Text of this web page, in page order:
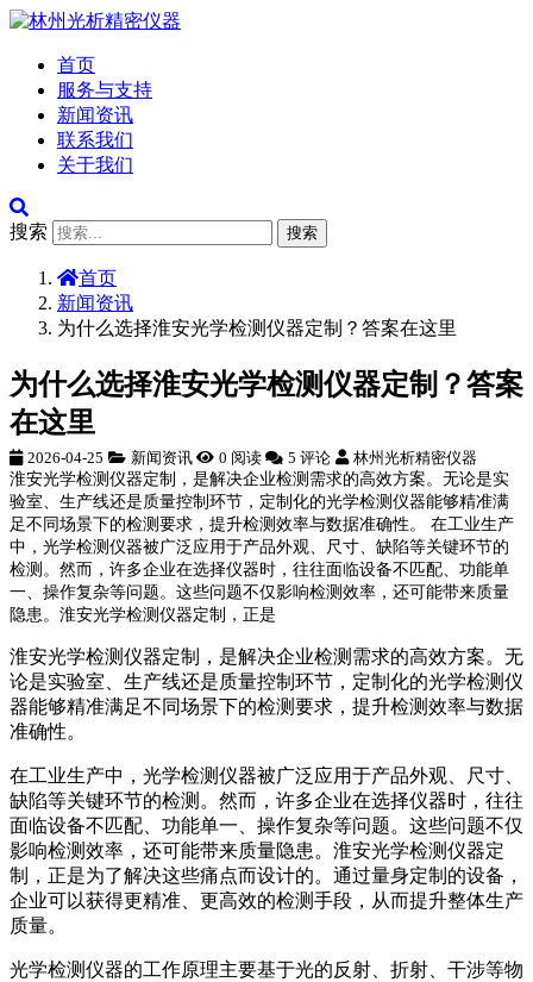
首页
服务与支持
新闻资讯
联系我们
关于我们
搜索 搜索
首页
新闻资讯
为什么选择淮安光学检测仪器定制？答案在这里
为什么选择淮安光学检测仪器定制？答案
在这里
2026-04-25 新闻资讯 0 阅读 5 评论 林州光析精密仪器
淮安光学检测仪器定制，是解决企业检测需求的高效方案。无论是实
验室、生产线还是质量控制环节，定制化的光学检测仪器能够精准满
足不同场景下的检测要求，提升检测效率与数据准确性。 在工业生产
中，光学检测仪器被广泛应用于产品外观、尺寸、缺陷等关键环节的
检测。然而，许多企业在选择仪器时，往往面临设备不匹配、功能单
一、操作复杂等问题。这些问题不仅影响检测效率，还可能带来质量
隐患。淮安光学检测仪器定制，正是
淮安光学检测仪器定制，是解决企业检测需求的高效方案。无
论是实验室、生产线还是质量控制环节，定制化的光学检测仪
器能够精准满足不同场景下的检测要求，提升检测效率与数据
准确性。
在工业生产中，光学检测仪器被广泛应用于产品外观、尺寸、
缺陷等关键环节的检测。然而，许多企业在选择仪器时，往往
面临设备不匹配、功能单一、操作复杂等问题。这些问题不仅
影响检测效率，还可能带来质量隐患。淮安光学检测仪器定
制，正是为了解决这些痛点而设计的。通过量身定制的设备，
企业可以获得更精准、更高效的检测手段，从而提升整体生产
质量。
光学检测仪器的工作原理主要基于光的反射、折射、干涉等物